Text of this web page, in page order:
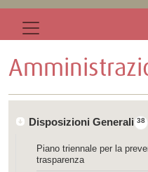
38
Disposizioni Generali
Piano triennale per la
trasparenza